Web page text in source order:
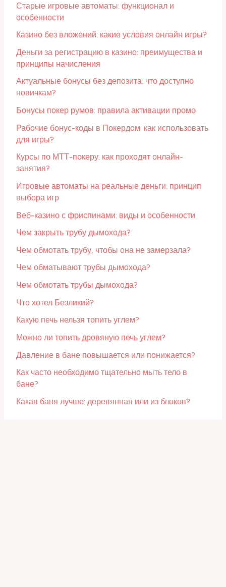
Старые игровые автоматы: функционал и
особенности
Казино без вложений: какие условия онлайн игры?
Деньги за регистрацию в казино: преимущества и
принципы начисления
Актуальные бонусы без депозита: что доступно
новичкам?
Бонусы покер румов: правила активации промо
Рабочие бонус-коды в Покердом: как использовать
для игры?
Курсы по МТТ-покеру: как проходят онлайн-
занятия?
Игровые автоматы на реальные деньги: принцип
выбора игр
Веб-казино с фриспинами: виды и особенности
Чем закрыть трубу дымохода?
Чем обмотать трубу, чтобы она не замерзала?
Чем обматывают трубы дымохода?
Чем обмотать трубы дымохода?
Что хотел Безликий?
Какую печь нельзя топить углем?
Можно ли топить дровяную печь углем?
Давление в бане повышается или понижается?
Как часто необходимо тщательно мыть тело в
бане?
Какая баня лучше: деревянная или из блоков?